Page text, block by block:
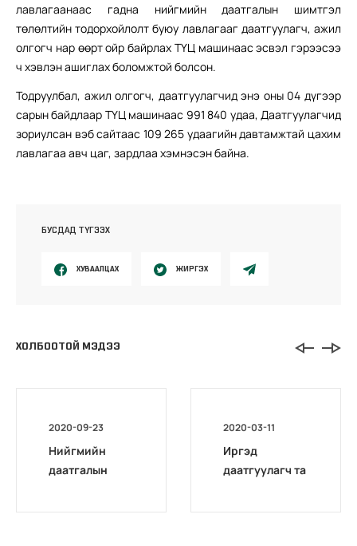
лавлагаанаас гадна нийгмийн даатгалын шимтгэл
төлөлтийн тодорхойлолт буюу лавлагааг даатгуулагч, ажил
олгогч нар өөрт ойр байрлах ТҮЦ машинаас эсвэл гэрээсээ
ч хэвлэн ашиглах боломжтой болсон.
Тодруулбал, ажил олгогч, даатгуулагчид энэ оны 04 дүгээр
сарын байдлаар ТҮЦ машинаас 991 840 удаа, Даатгуулагчид
зориулсан вэб сайтаас 109 265 удаагийн давтамжтай цахим
лавлагаа авч цаг, зардлаа хэмнэсэн байна.
БУСДАД ТҮГЭЭХ
ХУВААЛЦАХ ЖИРГЭХ
ХОЛБООТОЙ МЭДЭЭ
2020-09-23
Нийгмийн
даатгалын
2020-03-11
Иргэд
даатгуулагч та